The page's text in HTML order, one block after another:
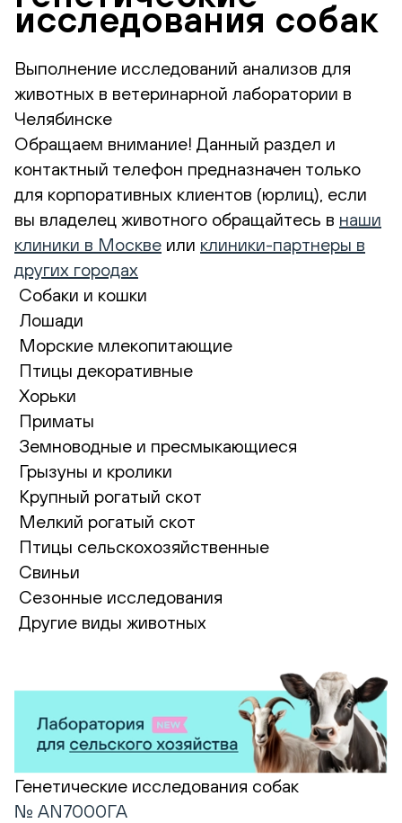
исследования собак
Выполнение исследований анализов для
животных в ветеринарной лаборатории в
Челябинске
Обращаем внимание! Данный раздел и
контактный телефон предназначен только
для корпоративных клиентов (юрлиц), если
вы владелец животного обращайтесь в наши
клиники в Москве или клиники-партнеры в
других городах
Собаки и кошки
Лошади
Морские млекопитающие
Птицы декоративные
Хорьки
Приматы
Земноводные и пресмыкающиеся
Грызуны и кролики
Крупный рогатый скот
Мелкий рогатый скот
Птицы сельскохозяйственные
Свиньи
Сезонные исследования
Другие виды животных
Генетические исследования собак
№ AN7000ГА